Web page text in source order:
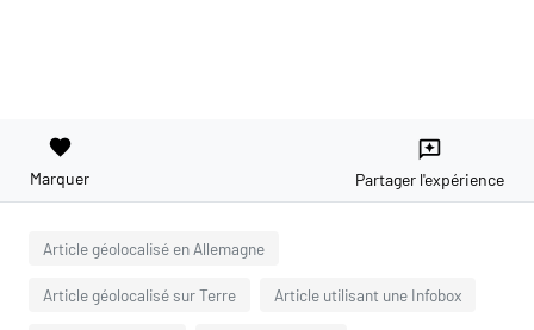
favorite
Marquer
reviews
Partager l'expérience
Article géolocalisé en Allemagne
Article géolocalisé sur Terre Article utilisant une Infobox